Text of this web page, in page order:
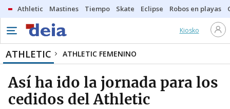
Athletic Mastines Tiempo Skate Eclipse Robos en playas
Kiosko
ATHLETIC ATHLETIC FEMENINO
Así ha ido la jornada para los
cedidos del Athletic